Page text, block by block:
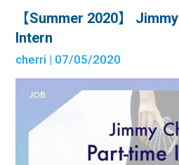
【Summer 2020】
Intern
cherri | 07/05/2020